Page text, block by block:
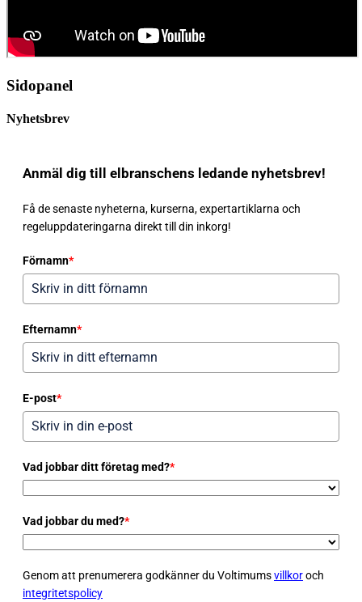
Sidopanel
Nyhetsbrev
Anmäl dig till elbranschens ledande nyhetsbrev!
Få de senaste nyheterna, kurserna, expertartiklarna och
regeluppdateringarna direkt till din inkorg!
Förnamn*
Efternamn*
E-post*
Vad jobbar ditt företag med?*
Vad jobbar du med?*
Genom att prenumerera godkänner du Voltimumsvillkoroch
integritetspolicy